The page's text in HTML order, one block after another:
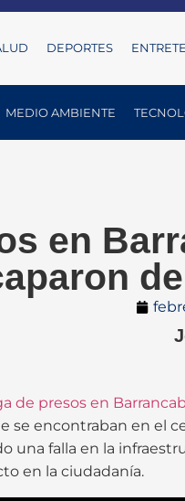
DEPORTES
MEDIO AMBIENTE
en
de presos en
se encontraban en el
una falla en la
en la ciudadanía.